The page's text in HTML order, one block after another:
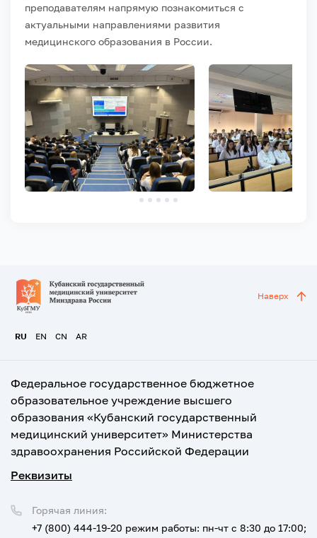
преподавателям напрямую познакомиться с
актуальными направлениями развития
медицинского образования в России.
RU EN CN AR
Наверх
Федеральное государственное бюджетное
образовательное учреждение высшего
образования «Кубанский государственный
медицинский университет» Министерства
здравоохранения Российской Федерации
Реквизиты
Горячая линия:
+7 (800) 444-19-20 режим работы: пн-чт с 8:30 до 17:00;